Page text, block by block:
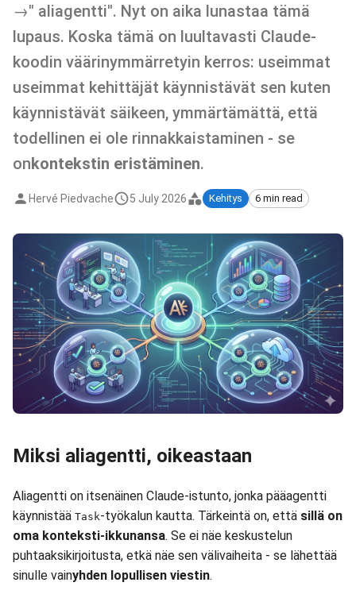
→" aliagentti". Nyt on aika lunastaa tämä
lupaus. Koska tämä on luultavasti Claude-
koodin väärinymmärretyin kerros: useimmat
useimmat kehittäjät käynnistävät sen kuten
käynnistävät säikeen, ymmärtämättä, että
todellinen ei ole rinnakkaistaminen - se
onkontekstin eristäminen.
Hervé Piedvache 5 July 2026 Kehitys 6 min read
Miksi aliagentti, oikeastaan
Aliagentti on itsenäinen Claude-istunto, jonka pääagentti
käynnistää Task-työkalun kautta. Tärkeintä on, että sillä on
oma konteksti-ikkunansa. Se ei näe keskustelun
puhtaaksikirjoitusta, etkä näe sen välivaiheita - se lähettää
sinulle vainyhden lopullisen viestin.